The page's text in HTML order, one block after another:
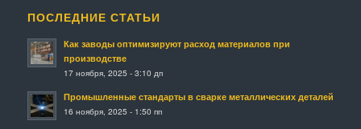
ПОСЛЕДНИЕ СТАТЬИ
Как заводы оптимизируют расход материалов при
производстве
17 ноября, 2025 - 3:10 дп
Промышленные стандарты в сварке металлических деталей
16 ноября, 2025 - 1:50 пп